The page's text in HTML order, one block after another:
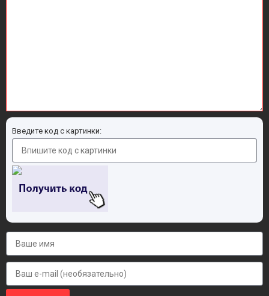
Введите код с картинки: